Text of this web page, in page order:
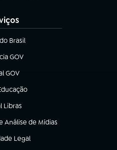
Brasil
nova aba)
GOV
nova aba)
GOV
em nova aba)
nova aba)
Libras
nova aba)
Análise de Mídias
Legal
nova aba)